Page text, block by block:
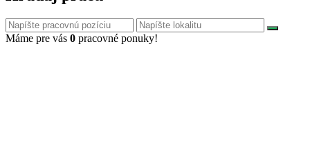
Máme pre vás 0 pracovné ponuky!